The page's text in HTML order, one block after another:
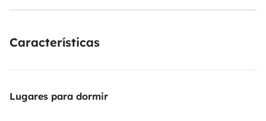
en duo, en famille ou entre amis. Compact, confortable
Caractéristiques du van :
+ 3 enfants ou 4 adultes)
Características
Lugares para dormir